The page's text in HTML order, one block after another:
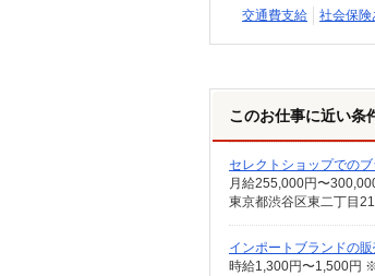
交通費支給
社会保険
このお仕事に近い条
セレクトショップでの
東京都渋谷区東二丁目
インポートブランドの
時給1,300円〜1,500円